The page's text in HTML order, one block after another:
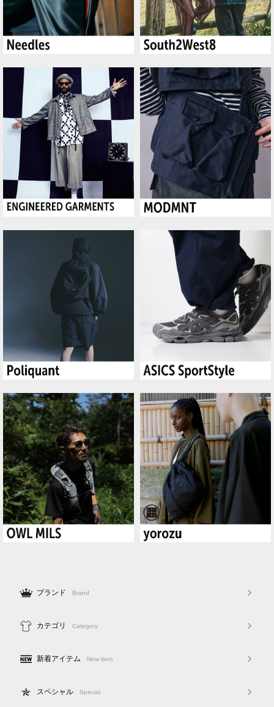
ブランド Brand
カテゴリ Category
新着アイテム New item
スペシャル Special